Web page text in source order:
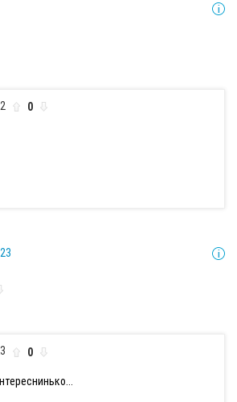
0
0